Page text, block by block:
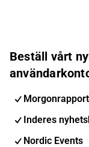
Beställ vårt
Inderes
Nordic Events